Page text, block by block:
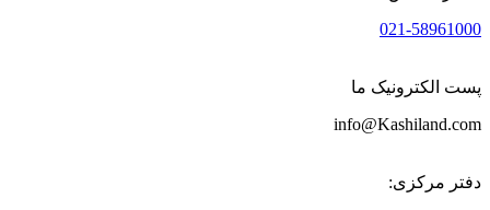
021-58961000
پست الکترونیک ما
info@Kashiland.com
دفتر مرکزی: